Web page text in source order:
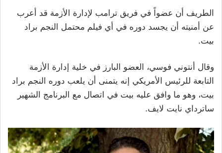
الطريف أن عضواً في فريق ترامب لإدارة الأزمة قد أعرب
عن أمنيته أن يجسد دوره في أي فيلم محتمل النجم براد
بيت.
وقال أنتوني فوسي، العضو البارز في خلية إدارة الأزمة
التابعة للرئيس الأمريكي إنه يتمنى أن يلعب دوره النجم براد
بيت، وهو ما وافق عليه بيت في اتصال مع البرنامج الشهير
ساترداي نايت لايف.